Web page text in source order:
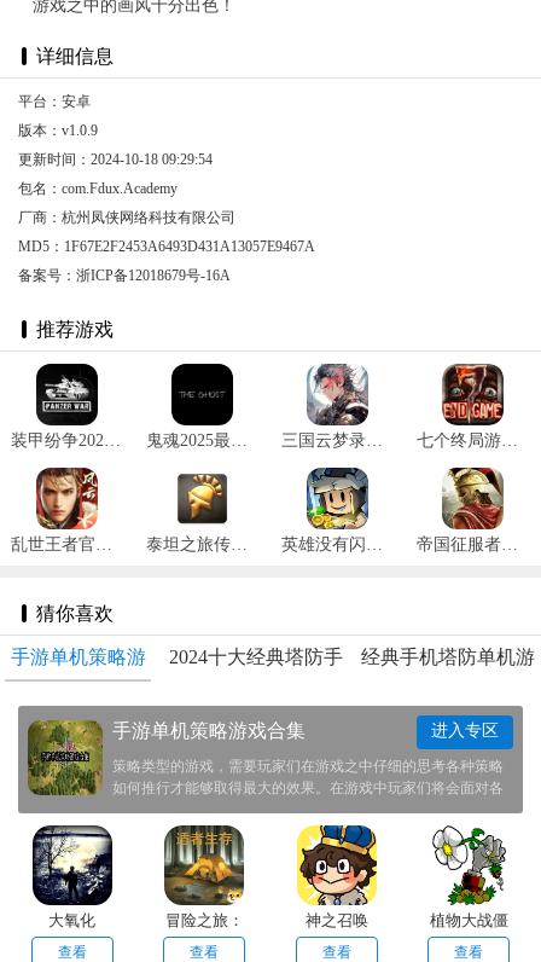
游戏之中的画风十分出色！
详细信息
平台：安卓
版本：v1.0.9
更新时间：2024-10-18 09:29:54
包名：com.Fdux.Academy
厂商：杭州凤侠网络科技有限公司
MD5：1F67E2F2453A6493D431A13057E9467A
备案号：浙ICP备12018679号-16A
推荐游戏
三国云梦录正式版 v0.24.4 七个终局游戏 v1.2.8
泰坦之旅传奇版完整版纯净版 v3.0.5141 帝国征服者安卓版 v1.5.5
猜你喜欢
手游单机策略游 2024十大经典塔防手 经典手机塔防单机游
手游单机策略游戏合集
策略类型的游戏，需要玩家们在游戏之中仔细的思考各种策略
如何推行才能够取得最大的效果。在游戏中玩家们将会面对各
一化解。祝大家在其中能够玩的开心一点。
进入专区
大氧化
查看
冒险之旅：
适者生存
查看
神之召唤
查看
植物大战僵
尸射击版手
查看